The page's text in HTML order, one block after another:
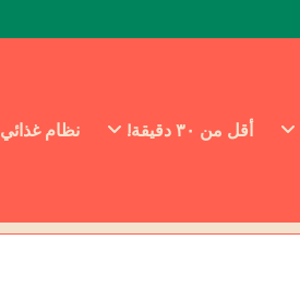
أقل من ٣٠ دقيقة! نظام غذائي